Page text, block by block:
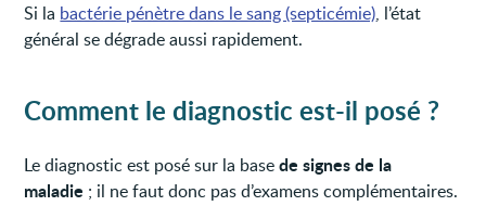
Si la bactérie pénètre dans le sang (septicémie), l’état
général se dégrade aussi rapidement.
Comment le diagnostic est-il posé ?
Le diagnostic est posé sur la basede signes de la
maladie ; il ne faut donc pas d’examens complémentaires.